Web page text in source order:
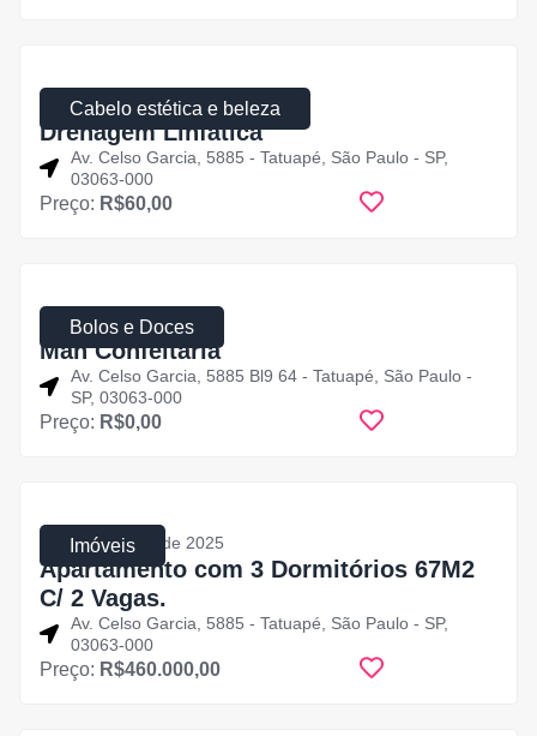
Cabelo estética e beleza
5 de agosto de 2025
Drenagem Linfática
Av. Celso Garcia, 5885 - Tatuapé, São Paulo - SP,
03063-000
Preço: R$60,00
Bolos e Doces
1 de agosto de 2025
Mah Confeitaria
Av. Celso Garcia, 5885 Bl9 64 - Tatuapé, São Paulo -
SP, 03063-000
Preço: R$0,00
Imóveis
1 de agosto de 2025
Apartamento com 3 Dormitórios 67M2
C/ 2 Vagas.
Av. Celso Garcia, 5885 - Tatuapé, São Paulo - SP,
03063-000
Preço: R$460.000,00